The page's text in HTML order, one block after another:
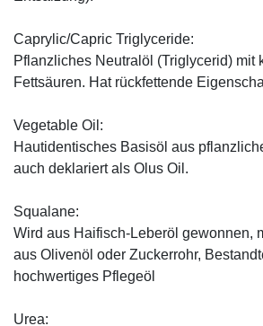
Caprylic/Capric Triglyceride:
Pflanzliches Neutralöl (Triglycerid) mit
Fettsäuren. Hat rückfettende
Vegetable Oil:
Hautidentisches Basisöl aus
auch deklariert als Olus Oil.
Squalane:
Wird aus Haifisch-Leberöl gewonnen,
aus Olivenöl oder Zuckerrohr,
hochwertiges Pflegeöl
Urea: